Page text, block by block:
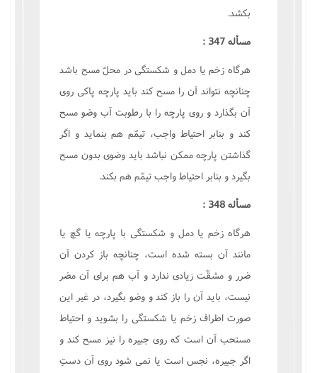
بکشد.
مسأله 347 :
هرگاه زخم يا دمل و شکستگى در محلّ مسح باشد
چنانچه نتواند آن را مسح کند بايد پارچه پاکى روى
آن بگذارد و روى پارچه را با رطوبت آب وضو مسح
کند و بنابر احتياط واجب، تيمّم هم بنمايد و اگر
گذاشتن پارچه ممکن نباشد بايد وضوى بدون مسح
بگيرد و بنابر احتياط واجب تيمّم هم بکند.
مسأله 348 :
هرگاه زخم يا دمل و شکستگى با پارچه يا گچ يا
مانند آن بسته شده است، چنانچه باز کردن آن
ضرر و مشقّت زيادى ندارد و آب هم براى آن مضر
نيست، بايد آن را باز کند و وضو بگيرد، در غير اين
صورت اطراف زخم يا شکستگى را بشويد و احتياط
مستحب آن است که روى جبيره را نيز مسح کند و
اگر جبيره، نجس است يا نمى شود روى آن دستِ